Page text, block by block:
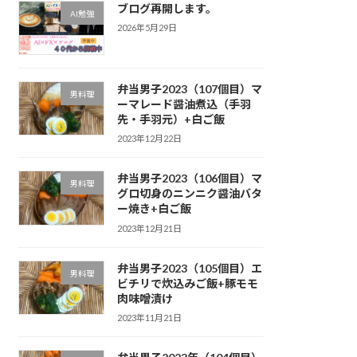
AI勉強 ブログ再開します。
2026年5月29日
男料理
弁当男子2023（107個目）マ
ーマレード醤油煮込（手羽
先・手羽元）+白ご飯
2023年12月22日
男料理
弁当男子2023（106個目）マ
グロ切身のニンニク醤油バタ
ー焼き+白ご飯
2023年12月21日
男料理
弁当男子2023（105個目）エ
ビチリで炊込みご飯+豚モモ
肉味噌漬け
2023年11月21日